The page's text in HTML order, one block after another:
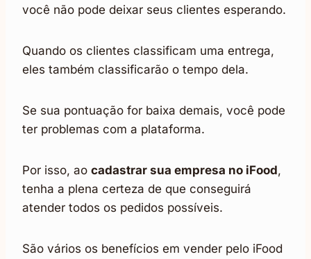
você não pode deixar seus clientes esperando.
Quando os clientes classificam uma entrega,
eles também classificarão o tempo dela.
Se sua pontuação for baixa demais, você pode
ter problemas com a plataforma.
Por isso, ao cadastrar sua empresa no iFood,
tenha a plena certeza de que conseguirá
atender todos os pedidos possíveis.
São vários os benefícios em vender pelo iFood